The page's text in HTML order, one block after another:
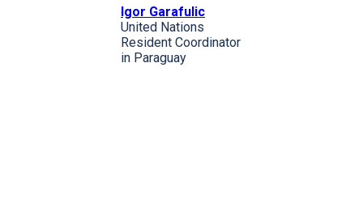
Igor Garafulic
United Nations
Resident Coordinator
in Paraguay